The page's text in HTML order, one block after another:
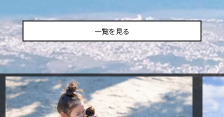
一覧を見る